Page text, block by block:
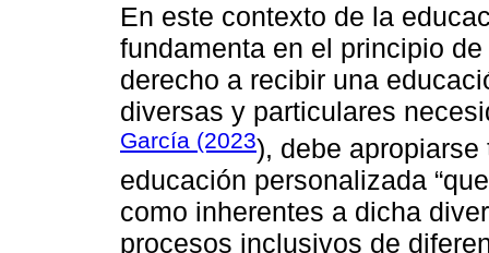
En este contexto de la
fundamenta en el principio
derecho a recibir una
diversas y particulares
García (2023), debe
educación personalizada
como inherentes a dicha
procesos inclusivos de